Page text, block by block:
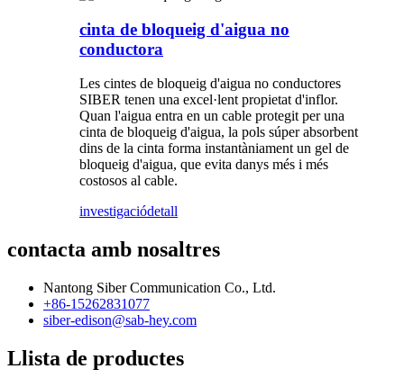
cinta de bloqueig d'aigua no
conductora
Les cintes de bloqueig d'aigua no conductores
SIBER tenen una excel·lent propietat d'inflor.
Quan l'aigua entra en un cable protegit per una
cinta de bloqueig d'aigua, la pols súper absorbent
dins de la cinta forma instantàniament un gel de
bloqueig d'aigua, que evita danys més i més
costosos al cable.
investigaciódetall
contacta amb nosaltres
Nantong Siber Communication Co., Ltd.
+86-15262831077
siber-edison@sab-hey.com
Llista de productes